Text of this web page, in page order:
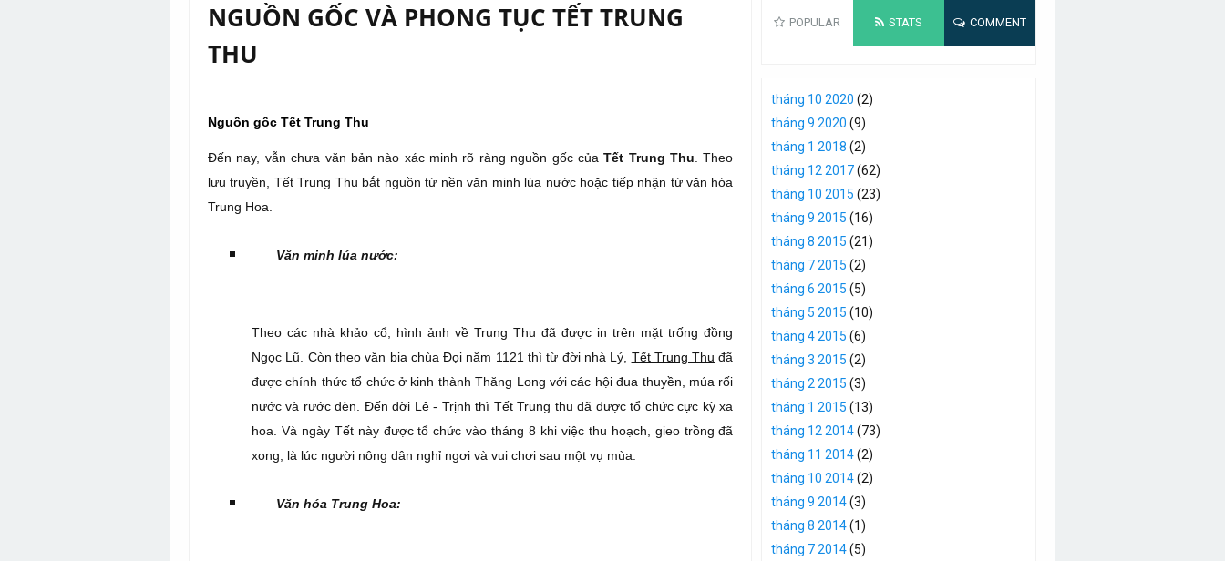
NGUỒN GỐC VÀ PHONG TỤC TẾT TRUNG
THU
Nguồn gốc Tết Trung Thu
Đến nay, vẫn chưa văn bản nào xác minh rõ ràng nguồn gốc củaTết Trung Thu . Theo
lưu truyền, Tết Trung Thu bắt nguồn từ nền văn minh lúa nước hoặc tiếp nhận từ văn hóa
Trung Hoa.
Văn minh lúa nước:
Theo các nhà khảo cổ, hình ảnh về Trung Thu đã được in trên mặt trống đồng
Ngọc Lũ. Còn theo văn bia chùa Đọi năm 1121 thì từ đời nhà Lý, Tết Trung Thu đã
được chính thức tổ chức ở kinh thành Thăng Long với các hội đua thuyền, múa rối
nước và rước đèn. Đến đời Lê - Trịnh thì Tết Trung thu đã được tổ chức cực kỳ xa
hoa. Và ngày Tết này được tổ chức vào tháng 8 khi việc thu hoạch, gieo trồng đã
xong, là lúc người nông dân nghỉ ngơi và vui chơi sau một vụ mùa.
Văn hóa Trung Hoa:
POPULAR STATS COMMENT
tháng 10 2020 (2)
tháng 9 2020 (9)
tháng 1 2018 (2)
tháng 12 2017(62)
tháng 10 2015 (23)
tháng 9 2015 (16)
tháng 8 2015 (21)
tháng 7 2015 (2)
tháng 6 2015 (5)
tháng 5 2015 (10)
tháng 4 2015 (6)
tháng 3 2015 (2)
tháng 2 2015 (3)
tháng 1 2015 (13)
tháng 12 2014(73)
tháng 11 2014(2)
tháng 10 2014(2)
tháng 9 2014(3)
tháng 8 2014(1)
tháng 7 2014(5)